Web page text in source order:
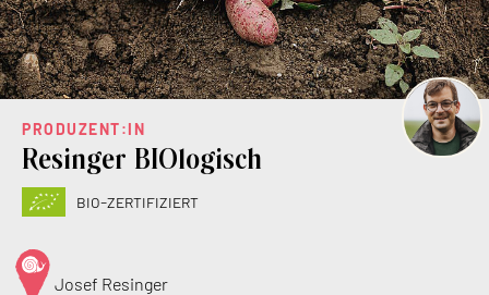
PRODUZENT:IN
Resinger BIOlogisch
bio-zertifiziert
Josef Resinger